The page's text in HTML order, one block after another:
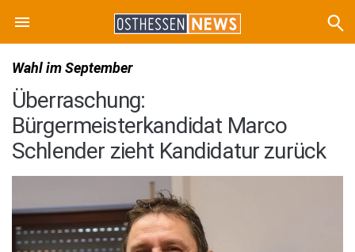
Wahl im September
Überraschung:
Bürgermeisterkandidat Marco
Schlender zieht Kandidatur zurück